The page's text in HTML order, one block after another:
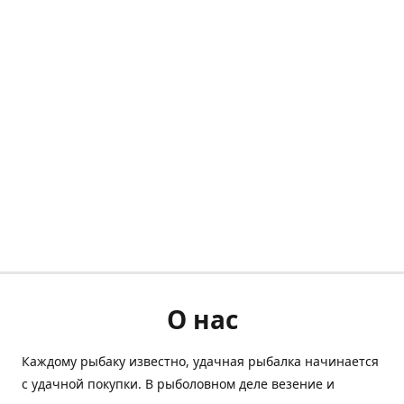
О нас
Каждому рыбаку известно, удачная рыбалка начинается
с удачной покупки. В рыболовном деле везение и